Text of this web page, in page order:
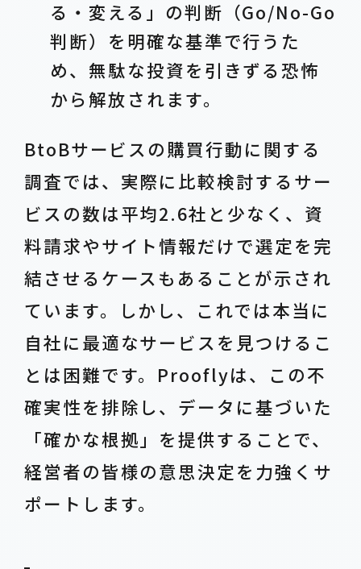
る・変える」の判断（Go/No-Go
判断）を明確な基準で行うた
め、無駄な投資を引きずる恐怖
から解放されます。
BtoBサービスの購買行動に関する
調査では、実際に比較検討するサー
ビスの数は平均2.6社と少なく、資
料請求やサイト情報だけで選定を完
結させるケースもあることが示され
ています。しかし、これでは本当に
自社に最適なサービスを見つけるこ
とは困難です。Prooflyは、この不
確実性を排除し、データに基づいた
「確かな根拠」を提供することで、
経営者の皆様の意思決定を力強くサ
ポートします。